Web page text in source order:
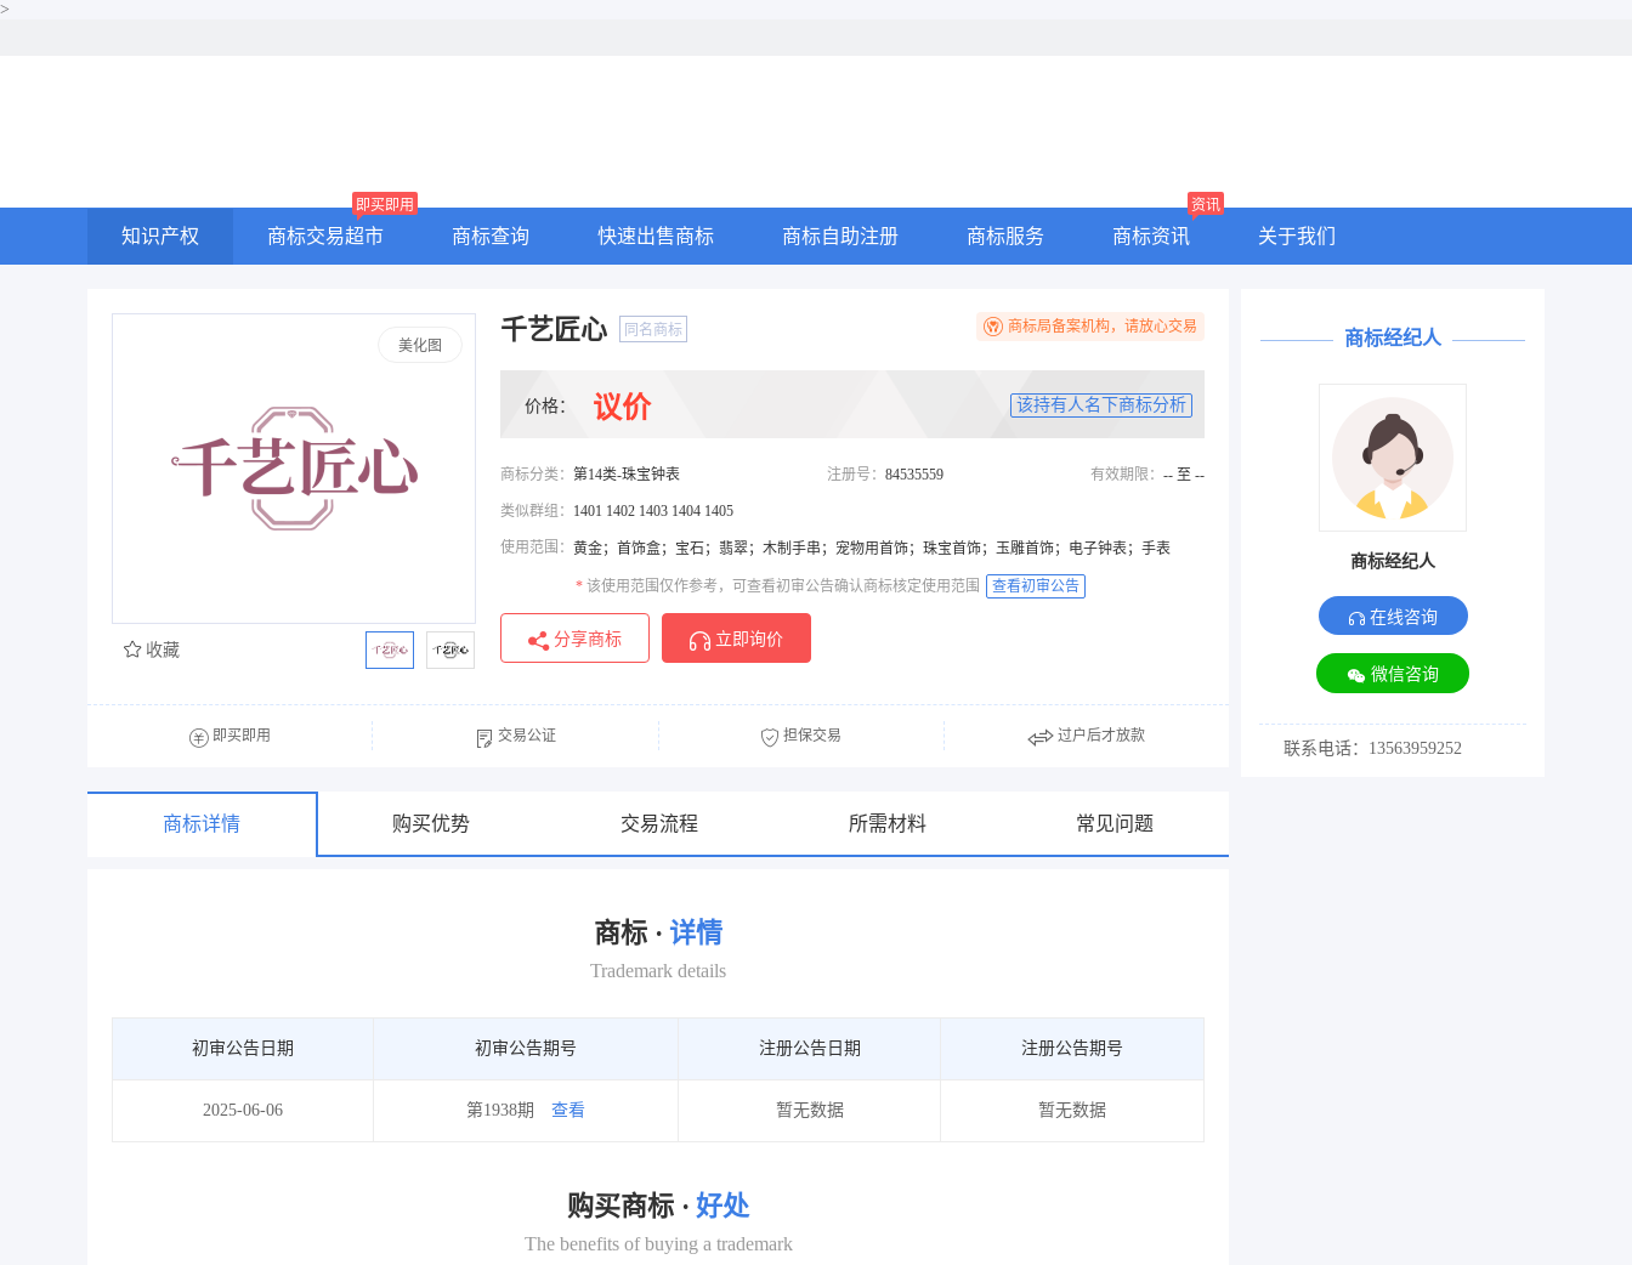
>
知识产权 商标交易超市
即买即用
商标查询 快速出售商标 商标自助注册 商标服务 商标资讯
资讯
关于我们
美化图
千艺匠心 同名商标 商标局备案机构，请放心交易
价格： 议价 该持有人名下商标分析
商标分类： 第14类-珠宝钟表 注册号： 84535559 有效期限： -- 至 --
类似群组： 1401 1402 1403 1404 1405
使用范围： 黄金；首饰盒；宝石；翡翠；木制手串；宠物用首饰；珠宝首饰；玉雕首饰；电子钟表；手表
* 该使用范围仅作参考，可查看初审公告确认商标核定使用范围 查看初审公告
分享商标 立即询价
收藏
即买即用 交易公证 担保交易 过户后才放款
商标详情 购买优势 交易流程 所需材料 常见问题
商标 · 详情
Trademark details
初审公告日期 初审公告期号 注册公告日期 注册公告期号
2025-06-06 第1938期 查看 暂无数据 暂无数据
购买商标 · 好处
The benefits of buying a trademark
商标经纪人
商标经纪人
在线咨询
微信咨询
联系电话：13563959252